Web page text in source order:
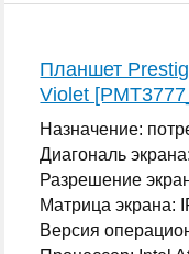
Планшет
Violet
Назначение:
Диагональ
Разрешение
Матрица экрана:
Версия